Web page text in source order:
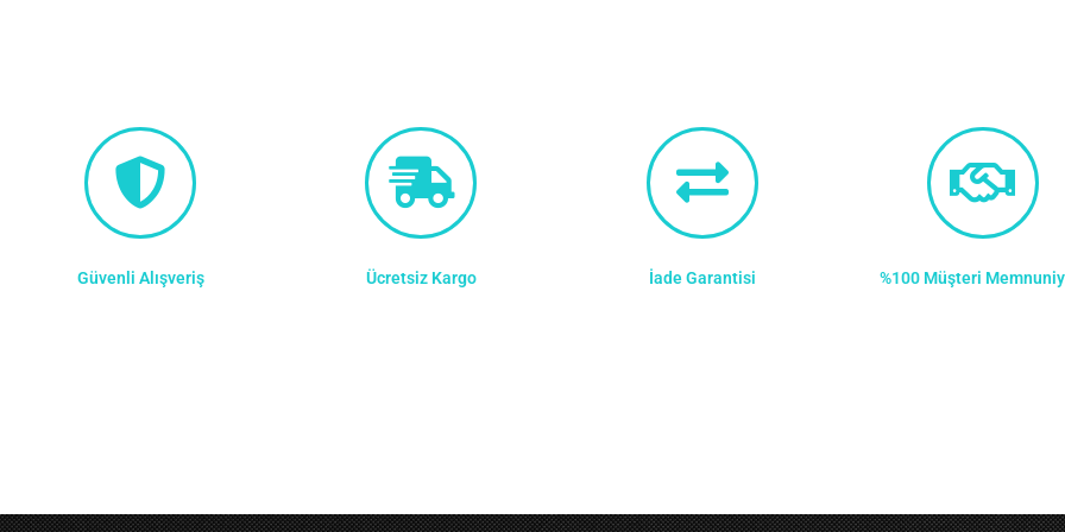
Güvenli Alışveriş Ücretsiz Kargo İade Garantisi %100 Müşteri